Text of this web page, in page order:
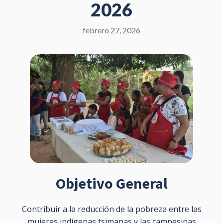
2026
febrero 27, 2026
Objetivo General
Contribuir a la reducción de la pobreza entre las